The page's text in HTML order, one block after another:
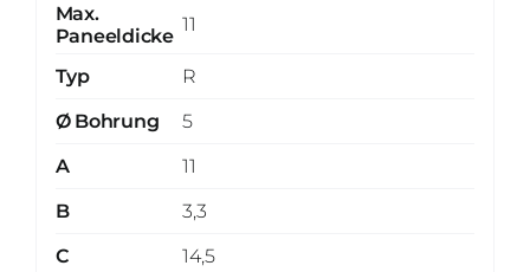
Max.
Paneeldicke
11
Typ
R
Ø Bohrung
5
A
11
B
3,3
C
14,5